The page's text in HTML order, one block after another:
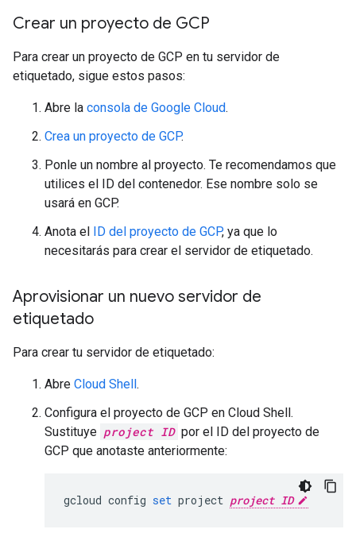
Crear un proyecto de GCP
Para crear un proyecto de GCP en tu servidor de
etiquetado, sigue estos pasos:
Abre la consola de Google Cloud.
Crea un proyecto de GCP.
Ponle un nombre al proyecto. Te recomendamos que
utilices el ID del contenedor. Ese nombre solo se
usará en GCP.
Anota el ID del proyecto de GCP, ya que lo
necesitarás para crear el servidor de etiquetado.
Aprovisionar un nuevo servidor de
etiquetado
Para crear tu servidor de etiquetado:
Abre Cloud Shell.
Configura el proyecto de GCP en Cloud Shell.
Sustituye project ID por el ID del proyecto de
GCP que anotaste anteriormente:
gcloud config set project project ID